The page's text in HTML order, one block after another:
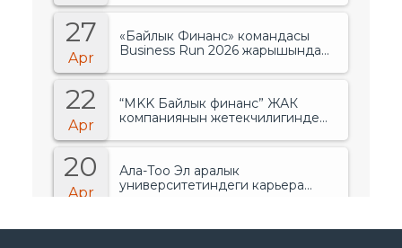
27
Apr
«Байлык Финанс» командасы
Business Run 2026 жарышында
уюмдардын арасында биринчи
22
Apr
“MKK Байлык финанс” ЖАК
компаниянын жетекчилигинде
20
Apr
Ала-Тоо Эл аралык
университетиндеги карьера
15